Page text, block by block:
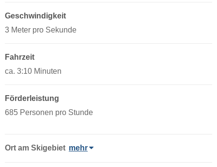
Geschwindigkeit
3 Meter pro Sekunde
Fahrzeit
ca. 3:10 Minuten
Förderleistung
685 Personen pro Stunde
Ort am Skigebiet mehr